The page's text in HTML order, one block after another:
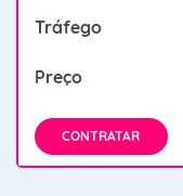
CONTRATAR